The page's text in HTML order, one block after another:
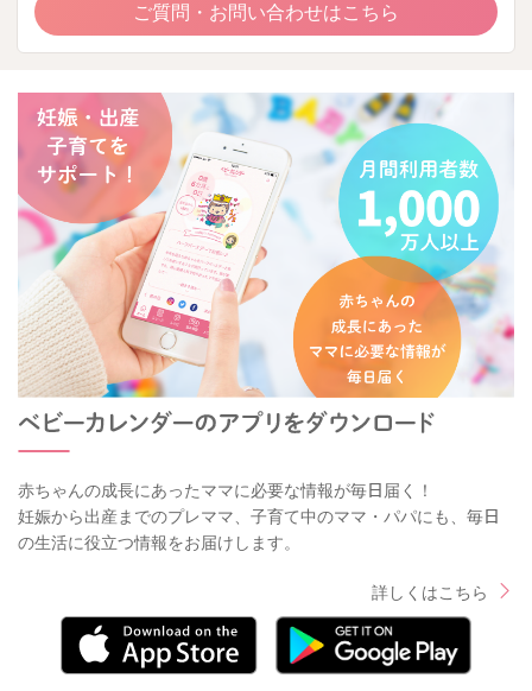
ご質問・お問い合わせはこちら
赤ちゃんの成長にあったママに必要な情報が毎日届く！
妊娠から出産までのプレママ、子育て中のママ・パパにも、毎日
の生活に役立つ情報をお届けします。
詳しくはこちら